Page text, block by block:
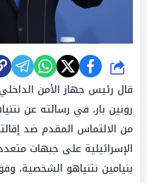
شارك
قال رئيس جهاز الأمن
رونين بار، في رسالته عن
من الالتماس المقدم ضد
الإسرائيلية على جبهات
بنيامين نتنياهو